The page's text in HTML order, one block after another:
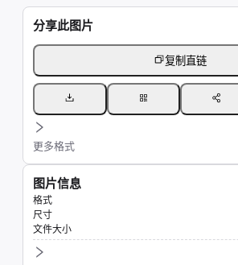
分享此图片
复制直链
更多格式
图片信息
格式
尺寸
文件大小